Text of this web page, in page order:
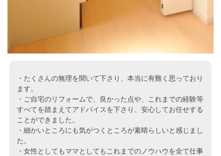
・たくさんの無理を聞いて下さり、本当に有難く思っており
ます。
・ご自宅のリフォームで、良かった点や、これまでの経験等
すべてを踏まえてアドバイスを下さり、安心してお任せする
ことができました。
・細かいところにも気がつくところが素晴らしいと感じまし
た。
・女性としてもママとしてもこれまでのノウハウを全て仕事